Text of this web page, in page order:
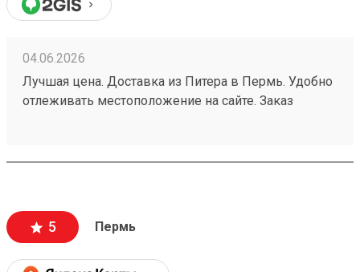
04.06.2026
Лучшая цена. Доставка из Питера в Пермь. Удобно
отлеживать местоположение на сайте. Заказ
5 Пермь